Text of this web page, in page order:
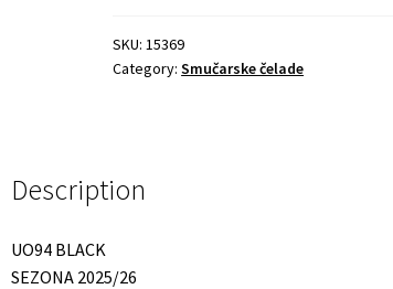
SKU:15369
Category:Smučarske čelade
Description
UO94 BLACK
SEZONA 2025/26